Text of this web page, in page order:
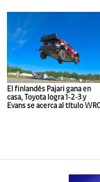
El finlandés Pajari gana en
casa, Toyota logra 1-2-3 y
Evans se acerca al título WRC